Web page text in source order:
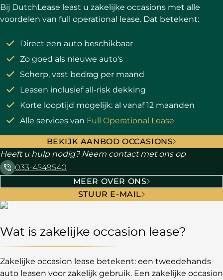
Bij DutchLease least u zakelijke occasions met alle
voordelen van full operational lease. Dat betekent:
Direct een auto beschikbaar
Zo goed als nieuwe auto's
Scherp, vast bedrag per maand
Leasen inclusief all-risk dekking
Korte looptijd mogelijk: al vanaf 12 maanden
Alle services van Full Operational Lease
BEKIJK AANBOD OCCASIONS
Heeft u hulp nodig? Neem contact met ons op
033-4549540
MEER OVER ONS
STUUR E-MAIL
Wat is zakelijke occasion lease?
Zakelijke occasion lease betekent: een tweedehands
auto leasen voor zakelijk gebruik. Een zakelijke occasion